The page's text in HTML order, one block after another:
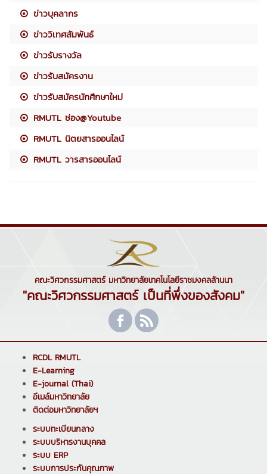
ข่าวบุคลากร
ข่าววิเทศสัมพันธ์
ข่าวรับรางวัล
ข่าวรับสมัครงาน
ข่าวรับสมัครนักศึกษาใหม่
RMUTL ช่อง@Youtube
RMUTL นิตยสารออนไลน์
RMUTL วารสารออนไลน์
คณะวิศวกรรมศาสตร์ มหาวิทยาลัยเทคโนโลยีราชมงคลล้านนา
"คณะวิศวกรรมศาสตร์ เป็นที่พึ่งของสังคม"
RCDL RMUTL
E-Learning
E-journal (Thai)
อีเมล์มหาวิทยาลัย
ติดต่อมหาวิทยาลัยฯ
ระบบทะเบียนกลาง
ระบบบริหารงานบุคคล
ระบบ ERP
ระบบการประกันคุณภาพ